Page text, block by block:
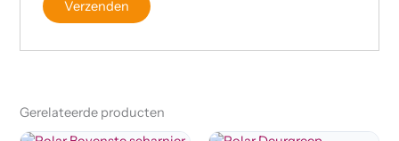
Gerelateerde producten